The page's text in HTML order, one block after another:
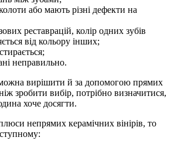
або мають різні дефекти на
реставрацій, колір одних зубів
від кольору інших;
неправильно.
можна вирішити й за допомогою прямих
зробити вибір, потрібно визначитися,
хоче досягти.
непрямих керамічних вінірів, то